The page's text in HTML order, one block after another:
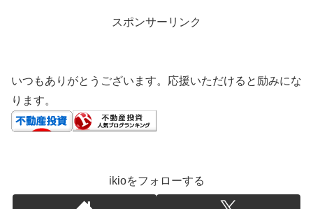
スポンサーリンク
いつもありがとうございます。応援いただけると励みにな
ります。
ikioをフォローする